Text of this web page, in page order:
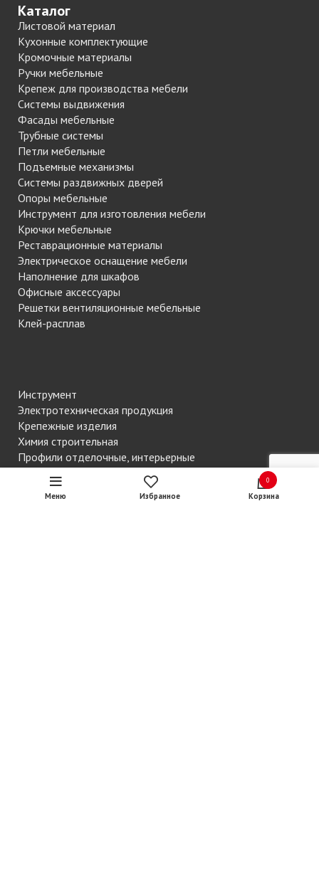
Каталог
Листовой материал
Кухонные комплектующие
Кромочные материалы
Ручки мебельные
Крепеж для производства мебели
Системы выдвижения
Фасады мебельные
Трубные системы
Петли мебельные
Подъемные механизмы
Системы раздвижных дверей
Опоры мебельные
Инструмент для изготовления мебели
Крючки мебельные
Реставрационные материалы
Электрическое оснащение мебели
Наполнение для шкафов
Офисные аксессуары
Решетки вентиляционные мебельные
Клей-расплав
Инструмент
Электротехническая продукция
Крепежные изделия
Химия строительная
Профили отделочные, интерьерные
Сантехническая продукция
Вентиляция
Смеси строительные
Меню Избранное
0
Корзина